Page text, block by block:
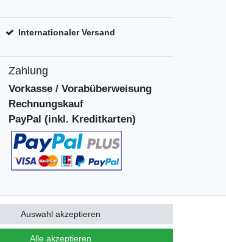
Internationaler Versand
Zahlung
Vorkasse / Vorabüberweisung
Rechnungskauf
PayPal (inkl. Kreditkarten)
Alle akzeptieren
Auswahl akzeptieren